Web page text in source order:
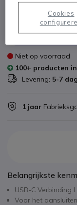
Niet op voorraad
100+ producten
Levering: 5-7
1 jaar
Belangrijkste
USB-C Verbinding
Voor het
Cookies